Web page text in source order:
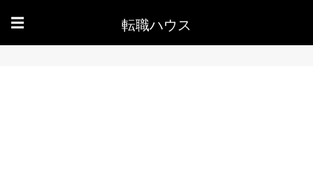
☰ 転職ハウス